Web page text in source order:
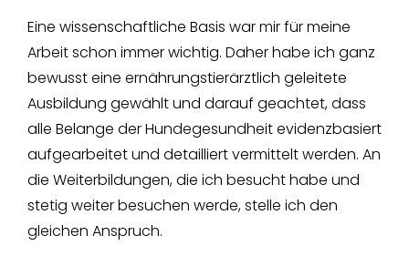
Eine wissenschaftliche Basis war mir für meine
Arbeit schon immer wichtig. Daher habe ich ganz
bewusst eine ernährungstierärztlich geleitete
Ausbildung gewählt und darauf geachtet, dass
alle Belange der Hundegesundheit evidenzbasiert
aufgearbeitet und detailliert vermittelt werden. An
die Weiterbildungen, die ich besucht habe und
stetig weiter besuchen werde, stelle ich den
gleichen Anspruch.